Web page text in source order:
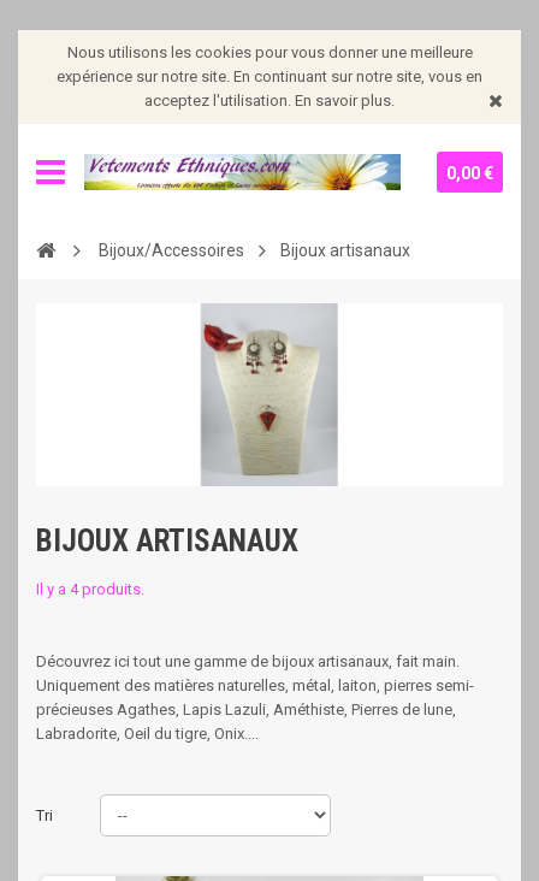
Nous utilisons les cookies pour vous donner une meilleure
expérience sur notre site. En continuant sur notre site, vous en
acceptez l'utilisation. En savoir plus.
0,00 €
Bijoux/Accessoires Bijoux artisanaux
BIJOUX ARTISANAUX
Il y a 4 produits.
Découvrez ici tout une gamme de bijoux artisanaux, fait main.
Uniquement des matières naturelles, métal, laiton, pierres semi-
précieuses Agathes, Lapis Lazuli, Améthiste, Pierres de lune,
Labradorite, Oeil du tigre, Onix....
Tri